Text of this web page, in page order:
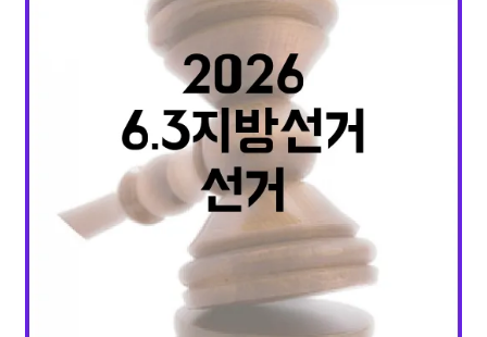
경제 마케팅 부동산
기타